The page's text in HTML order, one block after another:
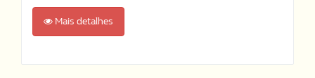
Mais detalhes